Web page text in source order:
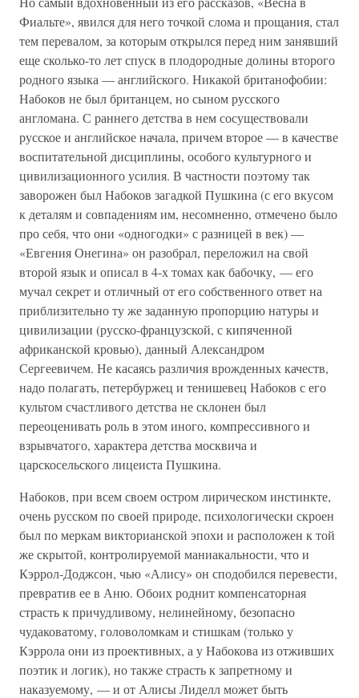
Фиальте», явился для него точкой слома и прощания, стал
тем перевалом, за которым открылся перед ним занявший
еще сколько-то лет спуск в плодородные долины второго
родного языка — английского. Никакой британофобии:
Набоков не был британцем, но сыном русского
англомана. С раннего детства в нем сосуществовали
русское и английское начала, причем второе — в качестве
воспитательной дисциплины, особого культурного и
цивилизационного усилия. В частности поэтому так
заворожен был Набоков загадкой Пушкина (с его вкусом
к деталям и совпадениям им, несомненно, отмечено было
про себя, что они «одногодки» с разницей в век) —
«Евгения Онегина» он разобрал, переложил на свой
второй язык и описал в 4-х томах как бабочку, — его
мучал секрет и отличный от его собственного ответ на
приблизительно ту же заданную пропорцию натуры и
цивилизации (русско-французской, с кипяченной
африканской кровью), данный Александром
Сергеевичем. Не касаясь различия врожденных качеств,
надо полагать, петербуржец и тенишевец Набоков с его
культом счастливого детства не склонен был
переоценивать роль в этом иного, компрессивного и
взрывчатого, характера детства москвича и
царскосельского лицеиста Пушкина.
Набоков, при всем своем остром лирическом инстинкте,
очень русском по своей природе, психологически скроен
был по меркам викторианской эпохи и расположен к той
же скрытой, контролируемой маниакальности, что и
Кэррол-Доджсон, чью «Алису» он сподобился перевести,
превратив ее в Аню. Обоих роднит компенсаторная
страсть к причудливому, нелинейному, безопасно
чудаковатому, головоломкам и стишкам (только у
Кэррола они из проективных, а у Набокова из отживших
поэтик и логик), но также страсть к запретному и
наказуемому, — и от Алисы Лиделл может быть